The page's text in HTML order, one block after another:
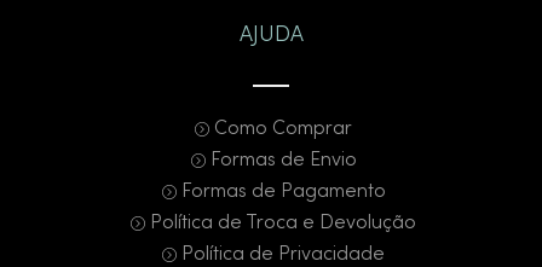
AJUDA
Como Comprar
Formas de Envio
Formas de Pagamento
Política de Troca e Devolução
Política de Privacidade